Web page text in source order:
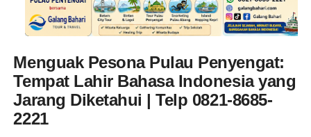
Menguak Pesona Pulau Penyengat:
Tempat Lahir Bahasa Indonesia yang
Jarang Diketahui | Telp 0821-8685-
2221